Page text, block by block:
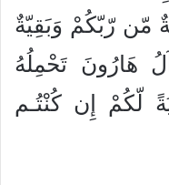
مّن رّبّكُمْ وَبَقِيّةٌ
هَارُونَ تَحْمِلُهُ
لّكُمْ إِن كُنْتُـم